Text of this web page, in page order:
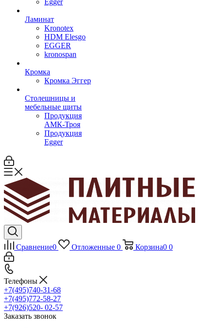
Egger
Ламинат
Kronotex
HDM Elesgo
EGGER
kronospan
Кромка
Кромка Эггер
Столешницы и
мебельные щиты
Продукция
АМК-Троя
Продукция
Egger
Сравнение0 Отложенные 0 Корзина0 0
Телефоны
+7(495)740-31-68
+7(495)772-58-27
+7(926)520- 02-57
Заказать звонок